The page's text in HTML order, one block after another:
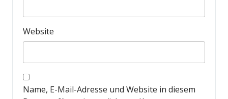
Website
Name, E-Mail-Adresse und Website in diesem